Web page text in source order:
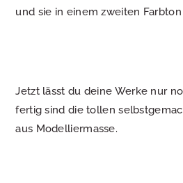
und sie in einem zweiten
Jetzt lässt du deine Werke nur
fertig sind die tollen
aus Modelliermasse.